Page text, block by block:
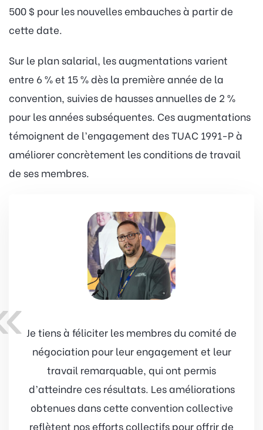
500 $ pour les nouvelles embauches à partir de
cette date.
Sur le plan salarial, les augmentations varient
entre 6 % et 15 % dès la première année de la
convention, suivies de hausses annuelles de 2 %
pour les années subséquentes. Ces augmentations
témoignent de l’engagement des TUAC 1991-P à
améliorer concrètement les conditions de travail
de ses membres.
Je tiens à féliciter les membres du comité de
négociation pour leur engagement et leur
travail remarquable, qui ont permis
d’atteindre ces résultats. Les améliorations
obtenues dans cette convention collective
reflètent nos efforts collectifs pour offrir de